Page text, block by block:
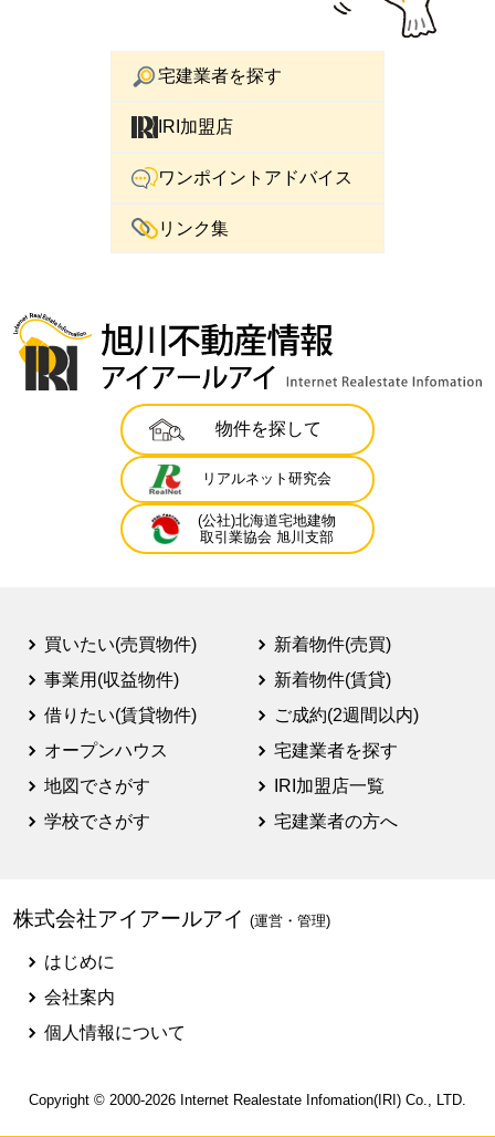
宅建業者を探す
IRI加盟店
ワンポイントアドバイス
リンク集
物件を探して
リアルネット研究会
(公社)北海道宅地建物
取引業協会 旭川支部
買いたい(売買物件)
事業用(収益物件)
借りたい(賃貸物件)
オープンハウス
地図でさがす
学校でさがす
新着物件(売買)
新着物件(賃貸)
ご成約(2週間以内)
宅建業者を探す
IRI加盟店一覧
宅建業者の方へ
株式会社アイアールアイ (運営・管理)
はじめに
会社案内
個人情報について
Copyright © 2000-2026 Internet Realestate Infomation(IRI) Co., LTD.